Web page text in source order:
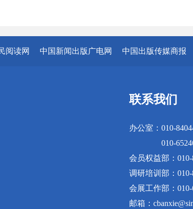
阅读网 中国新闻出版广电网 中国出版传媒商报
联系我们
办公室：010-
010-
会员权益部：010-
调研培训部：010-
会展工作部：010-
邮箱：